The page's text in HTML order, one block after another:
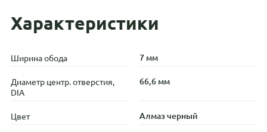
Характеристики
Ширина обода 7 мм
Диаметр центр. отверстия,
DIA
66,6 мм
Цвет Алмаз черный